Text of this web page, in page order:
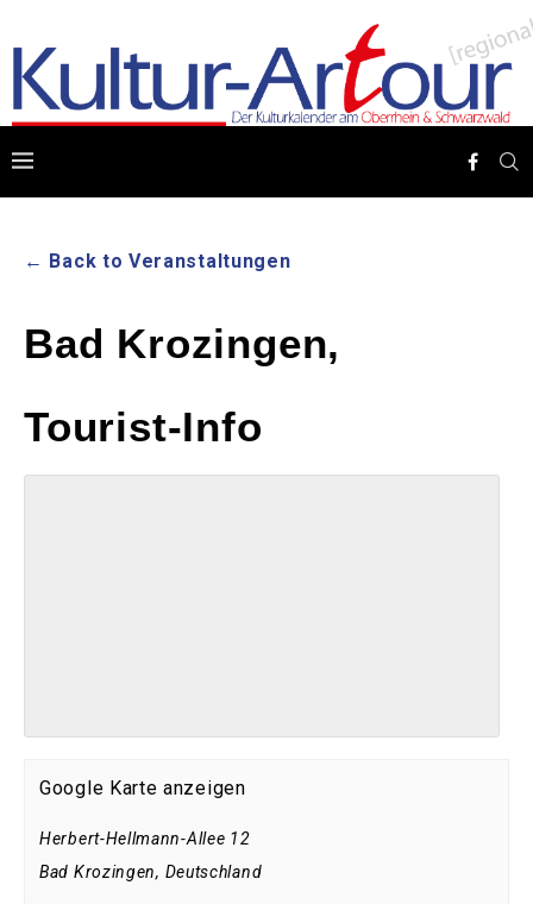
← Back to Veranstaltungen
Bad Krozingen,
Tourist-Info
Google Karte anzeigen
Herbert-Hellmann-Allee 12
Bad Krozingen, Deutschland